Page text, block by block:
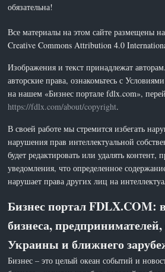
обязательна!
Все материалы на этом сайте размещены
Creative Commons Attribution 4.0
Изображения и текст принадлежат
авторские права, ознакомьтесь с
на нашем «Бизнес портале fdlx.com»,
https://fdlx.com/about/copyright.
В своей работе мы стремится избегать
нарушения прав интеллектуальной
будет редактировать или удалять
уведомления, что определенное
нарушает права других лиц на
Бизнес портал FDLX.COM:
бизнеса,
Украины и ближнего
Бизнес – это целый океан событий и